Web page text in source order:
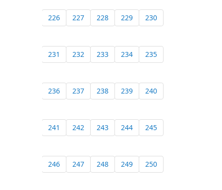
226 227 228 229 230
231 232 233 234 235
236 237 238 239 240
241 242 243 244 245
246 247 248 249 250